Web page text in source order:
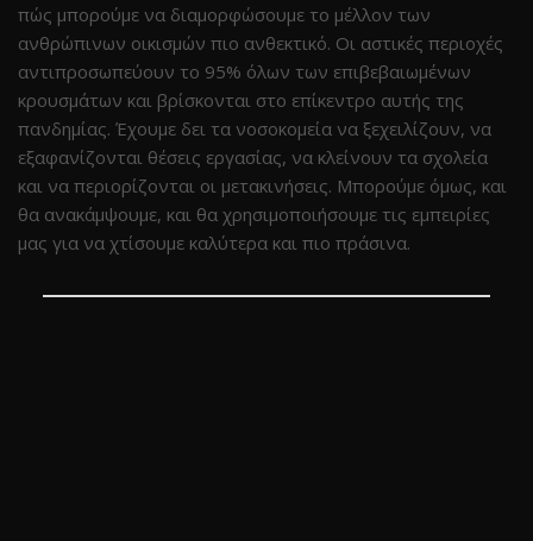
πώς μπορούμε να διαμορφώσουμε το μέλλον των
ανθρώπινων οικισμών πιο ανθεκτικό. Οι αστικές περιοχές
αντιπροσωπεύουν το 95% όλων των επιβεβαιωμένων
κρουσμάτων και βρίσκονται στο επίκεντρο αυτής της
πανδημίας. Έχουμε δει τα νοσοκομεία να ξεχειλίζουν, να
εξαφανίζονται θέσεις εργασίας, να κλείνουν τα σχολεία
και να περιορίζονται οι μετακινήσεις. Μπορούμε όμως, και
θα ανακάμψουμε, και θα χρησιμοποιήσουμε τις εμπειρίες
μας για να χτίσουμε καλύτερα και πιο πράσινα.